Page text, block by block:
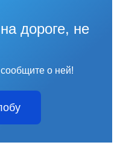
дороге, не
о ней!